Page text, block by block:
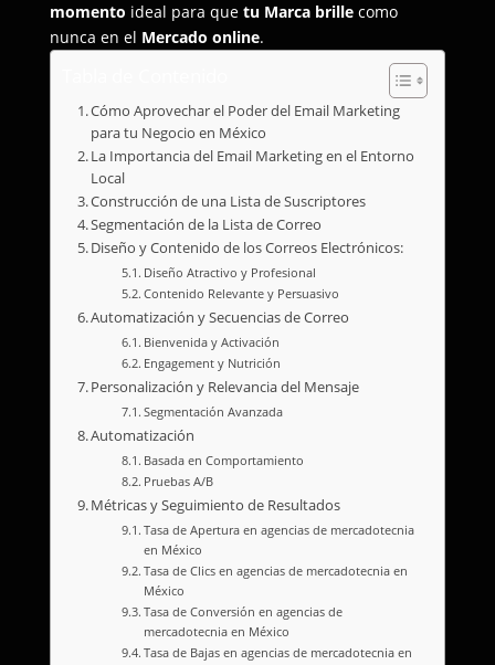
momento ideal para que tu Marca brillecomo
nunca en el Mercado online.
Cómo Aprovechar el Poder del Email Marketing
para tu Negocio en México
La Importancia del Email Marketing en el Entorno
Local
Construcción de una Lista de Suscriptores
Segmentación de la Lista de Correo
Diseño y Contenido de los Correos Electrónicos:
Diseño Atractivo y Profesional
Contenido Relevante y Persuasivo
Automatización y Secuencias de Correo
Bienvenida y Activación
Engagement y Nutrición
Personalización y Relevancia del Mensaje
Segmentación Avanzada
Automatización
Basada en Comportamiento
Pruebas A/B
Métricas y Seguimiento de Resultados
Tasa de Apertura en agencias de mercadotecnia
en México
Tasa de Clics en agencias de mercadotecnia en
México
Tasa de Conversión en agencias de
mercadotecnia en México
Tasa de Bajas en agencias de mercadotecnia en